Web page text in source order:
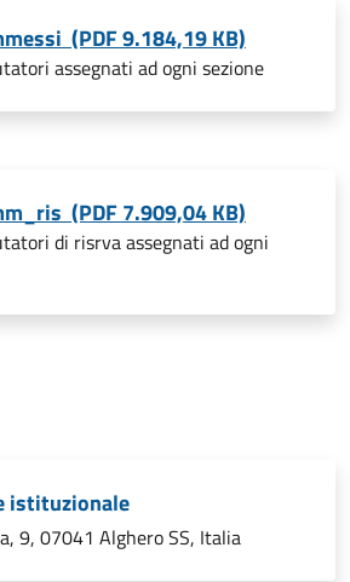
(PDF 9.184,19 KB)
assegnati ad ogni sezione
(PDF 7.909,04 KB)
di risrva assegnati ad ogni
istituzionale
9, 07041 Alghero SS, Italia